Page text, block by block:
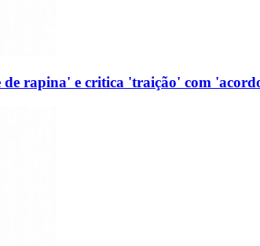
rapina' e critica 'traição' com